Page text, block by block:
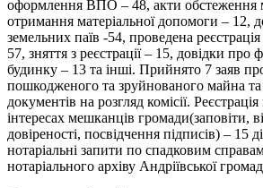
оформлення ВПО – 48, акти обстеження
отримання матеріальної допомоги – 12,
земельних паїв -54, проведена
57, зняття з реєстрації – 15, довідки
будинку – 13 та інші. Прийнято 7 заяв
пошкодженого та зруйнованого майна
документів на розгляд комісії.
інтересах мешканців громади(заповіти,
довіреності, посвідчення підписів) – 15
нотаріальні запити по спадковим
нотаріального архіву Андріївської